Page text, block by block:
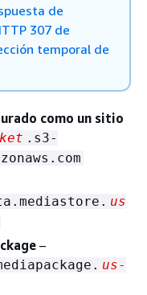
de
307 de
temporal de
como un sitio
.s3-
us
–
us-